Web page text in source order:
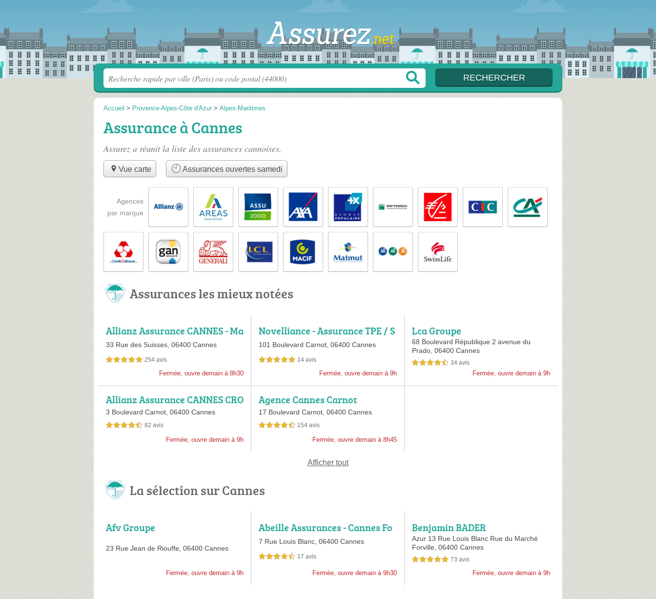
Accueil > Provence-Alpes-Côte d'Azur > Alpes-Maritimes
Assurance à Cannes
Assurez a réunit la liste des assurances cannoises.
Vue carte Assurances ouvertes samedi
Agences
par marque
Assurances les mieux notées
Allianz Assurance CANNES - Ma
rine LALANDE
33 Rue des Suisses, 06400 Cannes
5,0 étoiles sur 5 254 avis
Fermée, ouvre demain à 8h30
Novelliance - Assurance TPE / S
tartups
101 Boulevard Carnot,06400 Cannes
5,0 étoiles sur 5 14 avis
Fermée, ouvre demain à 9h
Lca Groupe
68 Boulevard République 2 avenue du
Prado, 06400 Cannes
4,5 étoiles sur 5 34 avis
Fermée, ouvre demain à 9h
Allianz Assurance CANNES CRO
ISETTE - Yann SALAUN
3 Boulevard Carnot, 06400 Cannes
4,5 étoiles sur 5 82 avis
Fermée, ouvre demain à 9h
Agence Cannes Carnot
17 Boulevard Carnot,06400 Cannes
4,5 étoiles sur 5 154 avis
Fermée, ouvre demain à 8h45
Afficher tout
La sélection sur Cannes
Afv Groupe
23 Rue Jean de Riouffe, 06400 Cannes
Fermée, ouvre demain à 9h
Abeille Assurances - Cannes Fo
rville
7 Rue Louis Blanc,06400 Cannes
4,5 étoiles sur 5 17 avis
Fermée, ouvre demain à 9h30
Benjamin BADER
Azur 13 Rue Louis Blanc Rue du Marché
Forville, 06400 Cannes
5,0 étoiles sur 5 73 avis
Fermée, ouvre demain à 9h